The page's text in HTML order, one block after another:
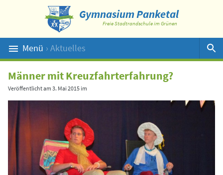
Gymnasium Panketal
Freie Stadtrandschule im Grünen
Menü › Aktuelles
Suche
Männer mit Kreuzfahrterfahrung?
Veröffentlicht am 3. Mai 2015 im